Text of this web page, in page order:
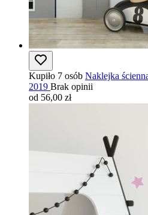
Kupiło 7 osób Naklejka
2019 Brak opinii
od 56,00 zł